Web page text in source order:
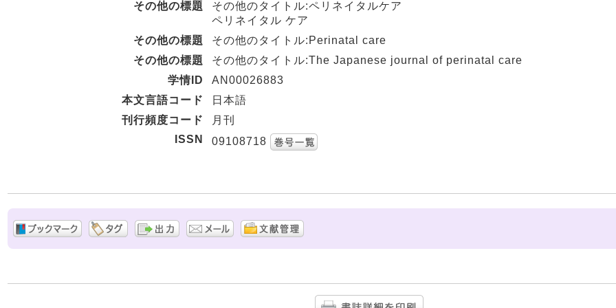
その他の標題
その他のタイトル:ペリネイタルケア
ペリネイタル ケア
その他の標題
その他のタイトル:Perinatal care
その他の標題
その他のタイトル:The Japanese journal of perinatal care
学情ID
AN00026883
本文言語コード
日本語
刊行頻度コード
月刊
ISSN
09108718